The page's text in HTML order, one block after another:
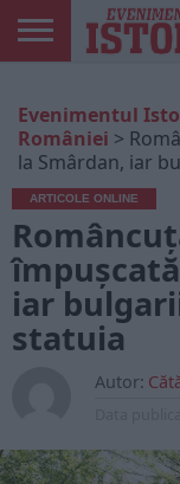
ONLINE
EDIȚII
TIPĂRITE
ISTORIC
PLAY
CONTUL
MEU
Evenimentul
României >
la Smârdan, iar
ARTICOLE ONLINE
iar
statuia
Autor: